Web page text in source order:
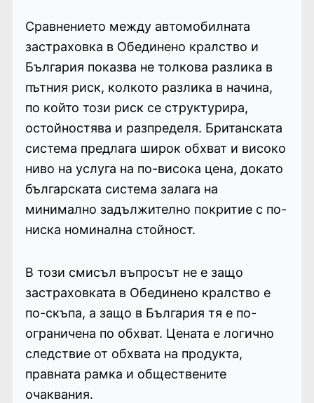
Сравнението между автомобилната
застраховка в Обединено кралство и
България показва не толкова разлика в
пътния риск, колкото разлика в начина,
по който този риск се структурира,
остойностява и разпределя. Британската
система предлага широк обхват и високо
ниво на услуга на по-висока цена, докато
българската система залага на
минимално задължително покритие с по-
ниска номинална стойност.
В този смисъл въпросът не е защо
застраховката в Обединено кралство е
по-скъпа, а защо в България тя е по-
ограничена по обхват. Цената е логично
следствие от обхвата на продукта,
правната рамка и обществените
очаквания.